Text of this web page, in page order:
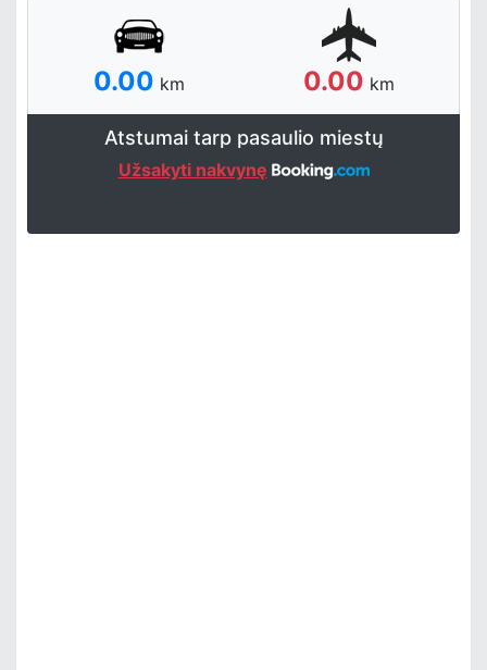
0.00 km 0.00 km
Atstumai tarp pasaulio miestų
Užsakyti nakvynę